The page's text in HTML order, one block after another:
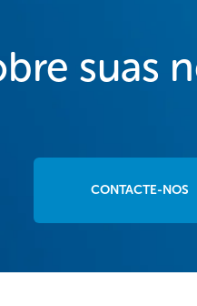
suas
CONTACTE-NOS